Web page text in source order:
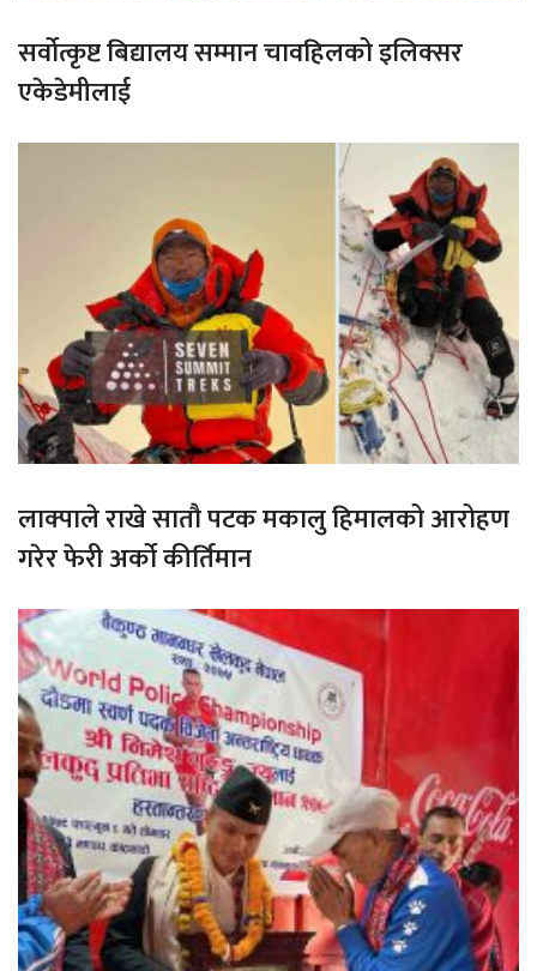
सर्वोत्कृष्ट बिद्यालय सम्मान चावहिलको इलिक्सर
एकेडेमीलाई
लाक्पाले राखे सातौ पटक मकालु हिमालको आरोहण
गरेर फेरी अर्को कीर्तिमान